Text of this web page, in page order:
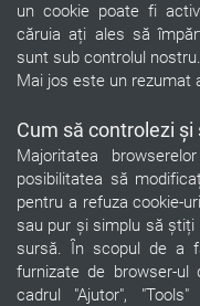
un cookie poate fi
căruia ați ales să
sunt sub controlul nostru.
Mai jos este un rezumat
Cum să controlezi
Majoritatea
posibilitatea să
pentru a refuza cookie-
sau pur și simplu să
sursă. În scopul de a
furnizate de browser-ul
cadrul "Ajutor",